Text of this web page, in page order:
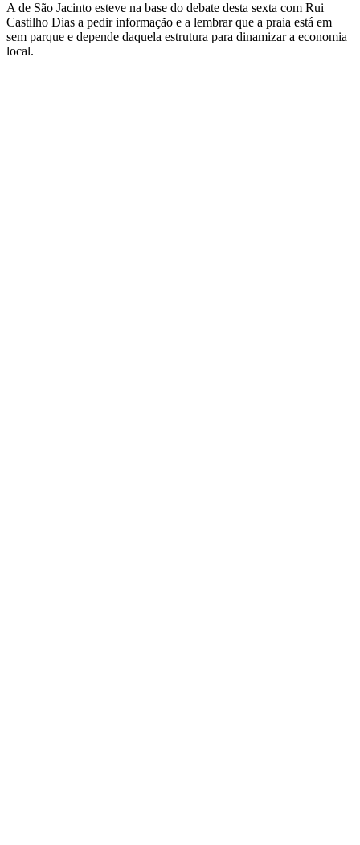
A de São Jacinto esteve na base do debate desta sexta com Rui
Castilho Dias a pedir informação e a lembrar que a praia está em
sem parque e depende daquela estrutura para dinamizar a economia
local.